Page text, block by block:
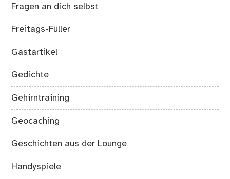
Fragen an dich selbst
Freitags-Füller
Gastartikel
Gedichte
Gehirntraining
Geocaching
Geschichten aus der Lounge
Handyspiele